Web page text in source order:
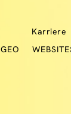
Karriere
GEO